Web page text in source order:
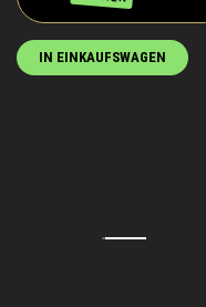
IN EINKAUFSWAGEN